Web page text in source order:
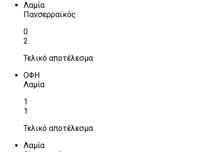
Λαμία
Πανσερραϊκός
0
2
Τελικό αποτέλεσμα
ΟΦΗ
Λαμία
1
1
Τελικό αποτέλεσμα
Λαμία